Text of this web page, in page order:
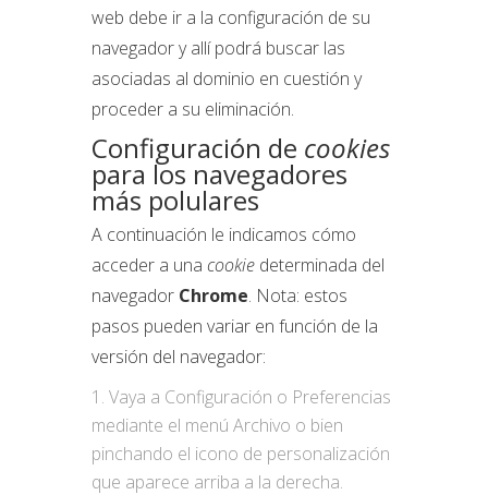
web debe ir a la configuración de su
navegador y allí podrá buscar las
asociadas al dominio en cuestión y
proceder a su eliminación.
Configuración de cookies
para los navegadores
más polulares
A continuación le indicamos cómo
acceder a una cookie determinada del
navegador Chrome. Nota: estos
pasos pueden variar en función de la
versión del navegador:
Vaya a Configuración o Preferencias
mediante el menú Archivo o bien
pinchando el icono de personalización
que aparece arriba a la derecha.